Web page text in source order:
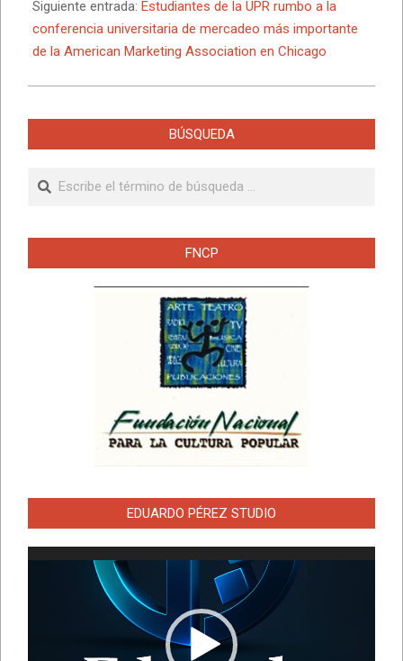
Siguiente entrada: Estudiantes de la UPR rumbo a la
conferencia universitaria de mercadeo más importante
de la American Marketing Association en Chicago
BÚSQUEDA
Buscar
FNCP
EDUARDO PÉREZ STUDIO
Reproductor